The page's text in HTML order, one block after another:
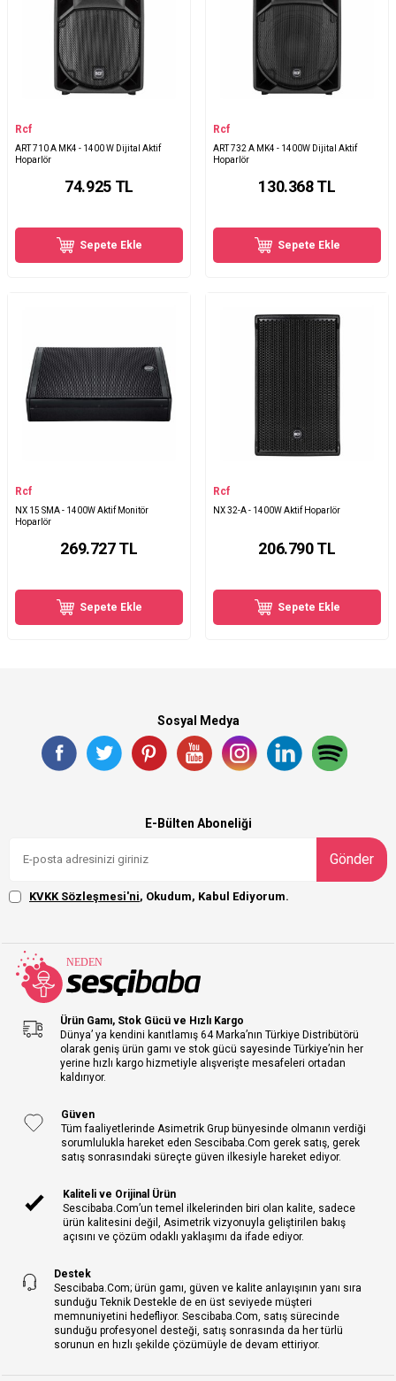
Rcf
ART 710 A MK4 - 1400 W Dijital Aktif
Hoparlör
74.925TL
Sepete Ekle
Rcf
ART 732 A MK4 - 1400W Dijital Aktif
Hoparlör
130.368TL
Sepete Ekle
Rcf
NX 15 SMA - 1400W Aktif Monitör
Hoparlör
269.727TL
Sepete Ekle
Rcf
NX 32-A - 1400W Aktif Hoparlör
206.790TL
Sepete Ekle
Sosyal Medya
E-Bülten Aboneliği
Gönder
KVKK Sözleşmesi'ni, Okudum, Kabul Ediyorum.
Ürün Gamı, Stok Gücü ve Hızlı Kargo
Dünya’ ya kendini kanıtlamış 64 Marka’nın Türkiye Distribütörü
olarak geniş ürün gamı ve stok gücü sayesinde Türkiye’nin her
yerine hızlı kargo hizmetiyle alışverişte mesafeleri ortadan
kaldırıyor.
Güven
Tüm faaliyetlerinde Asimetrik Grup bünyesinde olmanın verdiği
sorumlulukla hareket eden Sescibaba.Com gerek satış, gerek
satış sonrasındaki süreçte güven ilkesiyle hareket ediyor.
Kaliteli ve Orijinal Ürün
Sescibaba.Com’un temel ilkelerinden biri olan kalite, sadece
ürün kalitesini değil, Asimetrik vizyonuyla geliştirilen bakış
açısını ve çözüm odaklı yaklaşımı da ifade ediyor.
Destek
Sescibaba.Com; ürün gamı, güven ve kalite anlayışının yanı sıra
sunduğu Teknik Destekle de en üst seviyede müşteri
memnuniyetini hedefliyor. Sescibaba.Com, satış sürecinde
sunduğu profesyonel desteği, satış sonrasında da her türlü
sorunun en hızlı şekilde çözümüyle de devam ettiriyor.